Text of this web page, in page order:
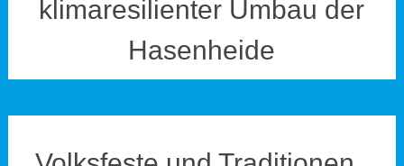
klimaresilienter Umbau der
Hasenheide